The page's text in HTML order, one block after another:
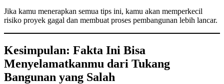
Jika kamu menerapkan semua tips ini, kamu akan memperkecil
risiko proyek gagal dan membuat proses pembangunan lebih lancar.
Kesimpulan: Fakta Ini Bisa
Menyelamatkanmu dari Tukang
Bangunan yang Salah